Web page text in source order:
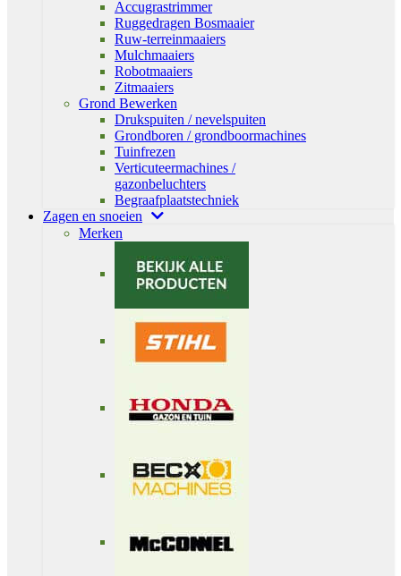
Accugrastrimmer
Ruggedragen Bosmaaier
Ruw-terreinmaaiers
Mulchmaaiers
Robotmaaiers
Zitmaaiers
Grond Bewerken
Drukspuiten / nevelspuiten
Grondboren / grondboormachines
Tuinfrezen
Verticuteermachines /
gazonbeluchters
Begraafplaatstechniek
Zagen en snoeien
Merken